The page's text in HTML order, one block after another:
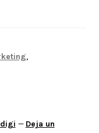
,
— Deja un